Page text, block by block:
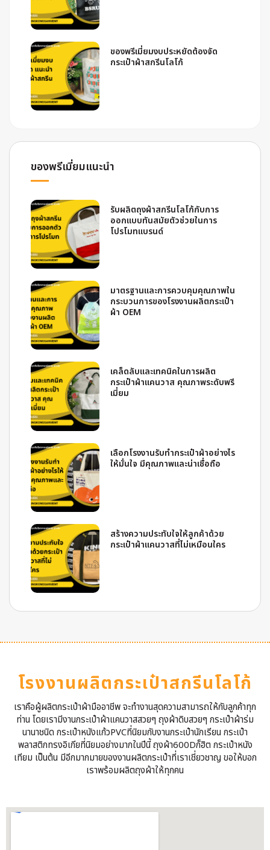
ของพรีเมี่ยมงบประหยัดต้องจัด
กระเป๋าผ้าสกรีนโลโก้
ของพรีเมี่ยมแนะนำ
รับผลิตถุงผ้าสกรีนโลโก้กับการ
ออกแบบทันสมัยตัวช่วยในการ
โปรโมทแบรนด์
มาตรฐานและการควบคุมคุณภาพใน
กระบวนการของโรงงานผลิตกระเป๋า
ผ้า OEM
เคล็ดลับและเทคนิคในการผลิต
กระเป๋าผ้าแคนวาส คุณภาพระดับพรี
เมี่ยม
เลือกโรงงานรับทำกระเป๋าผ้าอย่างไร
ให้มั่นใจ มีคุณภาพและน่าเชื่อถือ
สร้างความประทับใจให้ลูกค้าด้วย
กระเป๋าผ้าแคนวาสที่ไม่เหมือนใคร
โรงงานผลิตกระเป๋าสกรีนโลโก้
เราคือผู้ผลิตกระเป๋าผ้ามืออาชีพ จะทำงานสุดความสามารถให้กับลูกค้าทุก
ท่าน โดยเรามีงานกระเป๋าผ้าแคนวาสสวยๆ ถุงผ้าดิบสวยๆ กระเป๋าผ้าร่ม
นานาชนิด กระเป๋าหนังแก้วPVCที่นิยมกับงานกระเป๋านักเรียน กระเป๋า
พลาสติกทรงอิเกียที่นิยมอย่างมากในปีนี้ ถุงผ้า600Dก็ฮิต กระเป๋าหนัง
เทียม เป็นต้น มีอีกมากมายของงานผลิตกระเป๋าที่เราเชี่ยวชาญ ขอให้บอก
เราพร้อมผลิตถุงผ้าให้ทุกคน